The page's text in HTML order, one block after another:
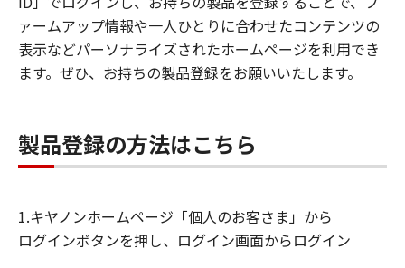
ァームアップ情報や一人ひとりに合わせたコンテンツの
表示などパーソナライズされたホームページを利用でき
ます。ぜひ、お持ちの製品登録をお願いいたします。
製品登録の方法はこちら
1.キヤノンホームページ「個人のお客さま」から
ログインボタンを押し、ログイン画面からログイン